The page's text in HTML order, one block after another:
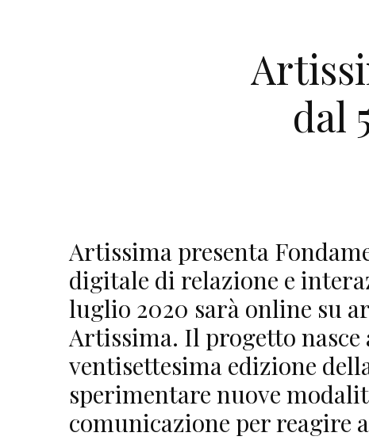
dal
Artissima presenta
digitale di relazione e
luglio 2020 sarà online su
Artissima. Il progetto nasce
ventisettesima edizione
sperimentare nuove
comunicazione per reagire